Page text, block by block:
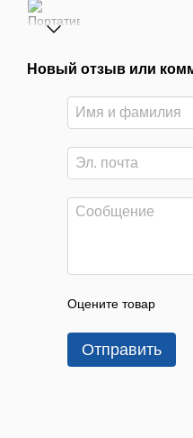
Новый отзыв или
Оцените товар
Отправить